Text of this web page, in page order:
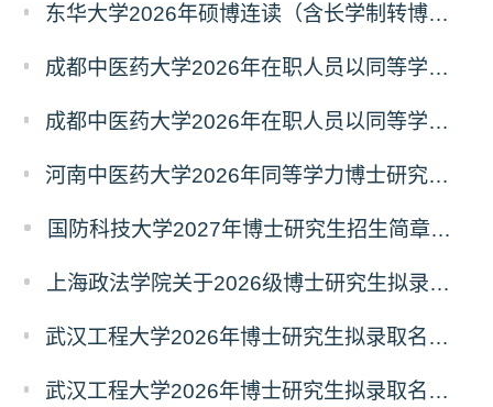
东华大学2026年硕博连读（含长学制转博）博士研究生拟录取名单公示
成都中医药大学2026年在职人员以同等学力申请中西医结合博士学术学位招生章程
成都中医药大学2026年在职人员以同等学力申请中医博士专业学位招生章程
河南中医药大学2026年同等学力博士研究生招生拟进入复试人员名单公示
国防科技大学2027年博士研究生招生简章（预发版）
上海政法学院关于2026级博士研究生拟录取后续相关事宜的通知
武汉工程大学2026年博士研究生拟录取名单公示（普通招考）（第四批）
武汉工程大学2026年博士研究生拟录取名单公示（普通招考）（第五批）